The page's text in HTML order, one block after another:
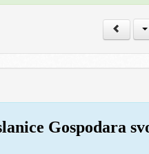
Gospodara